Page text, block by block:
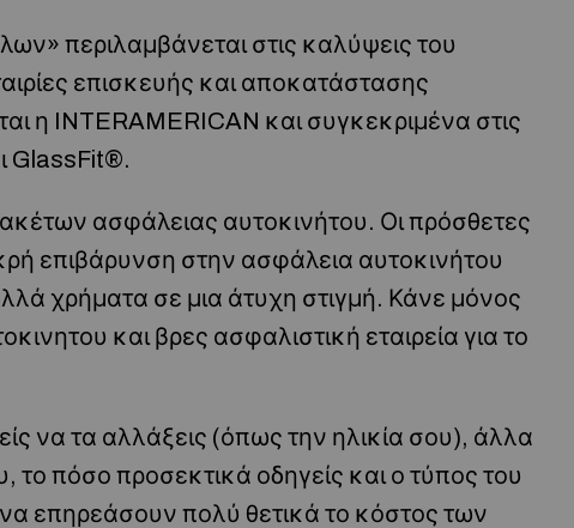
περιλαμβάνεται στις καλύψεις του
επισκευής και αποκατάστασης
η INTERAMERICAN και συγκεκριμένα στις
GlassFit®.
ασφάλειας αυτοκινήτου. Οι πρόσθετες
επιβάρυνση στην ασφάλεια αυτοκινήτου
χρήματα σε μια άτυχη στιγμή. Κάνε μόνος
και βρες ασφαλιστική εταιρεία για το
να τα αλλάξεις (όπως την ηλικία σου), άλλα
πόσο προσεκτικά οδηγείς και ο τύπος του
επηρεάσουν πολύ θετικά το κόστος των